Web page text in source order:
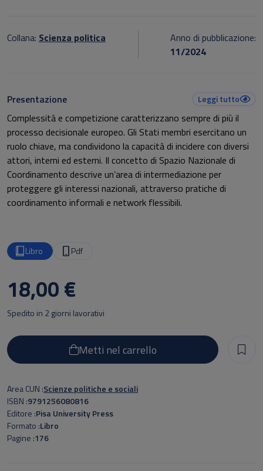
Collana: Scienza politica
Anno di pubblicazione:
11/2024
Presentazione Leggi tutto
Complessità e competizione caratterizzano sempre di più il
processo decisionale europeo. Gli Stati membri esercitano un
ruolo chiave, ma condividono la capacità di incidere con diversi
attori, interni ed esterni. Il concetto di Spazio Nazionale di
Coordinamento descrive un’area di intermediazione per
proteggere gli interessi nazionali, attraverso pratiche di
coordinamento informali e network flessibili.
approfondendo le relazioni che i gruppi di interesse nazionali
intrecciano con i decisori istituzionali, sfruttando la nazionalità
nelle politiche europee.
Libro Pdf
18,00 €
Metti nel carrello
Spedito in 2 giorni lavorativi
Area CUN Scienze politiche e sociali
ISBN 9791256080816
Editore Pisa University Press
Formato Libro
Pagine 176